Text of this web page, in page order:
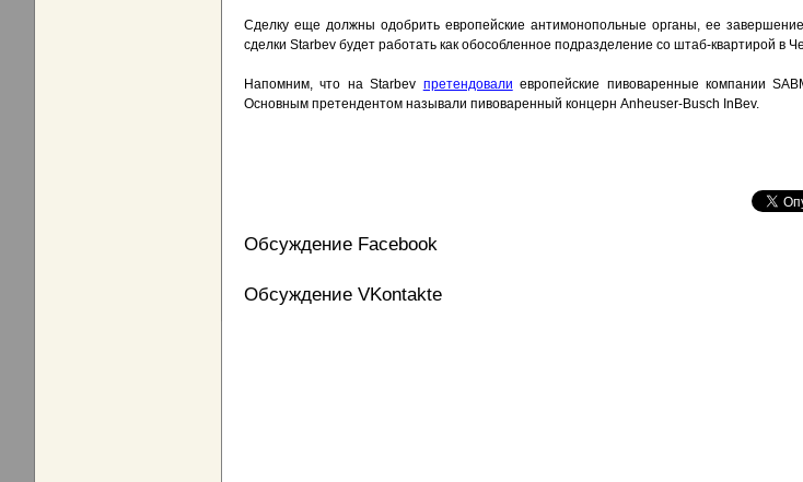
Сделку еще должны одобрить европейские антимонопольные органы, ее
сделки Starbev будет работать как обособленное подразделение со штаб-квартирой в
Напомним, что на Starbev претендовали европейские пивоваренные компании
Основным претендентом называли пивоваренный концерн Anheuser-Busch InBev.
Обсуждение Facebook
Обсуждение VKontakte